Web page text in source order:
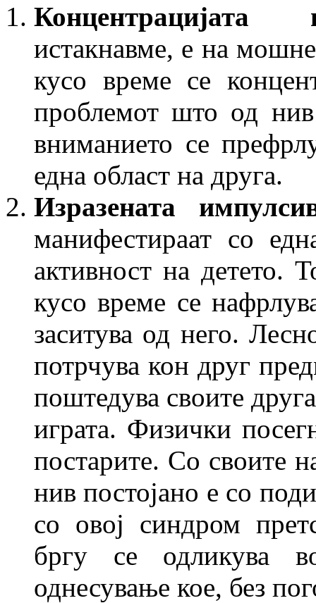
истакнавме, е на
кусо време се
проблемот што од
вниманието се
една област на друга.
Изразената
манифестираат со
активност на детето.
кусо време се
заситува од него.
потрчува кон друг
поштедува своите
играта. Физички
постарите. Со своите
нив постојано е со
со овој синдром
бргу се одликува
однесување кое, без